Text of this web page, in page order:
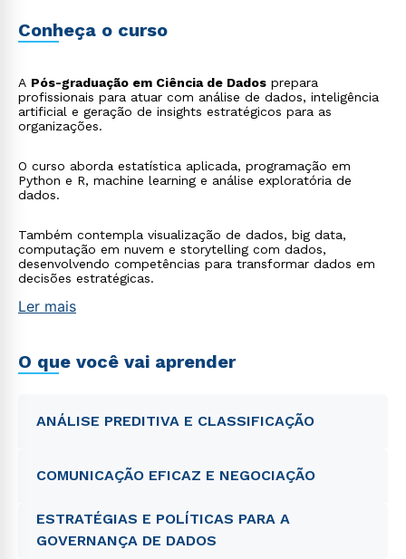
Conheça o curso
A Pós-graduação em Ciência de Dados prepara
profissionais para atuar com análise de dados, inteligência
artificial e geração de insights estratégicos para as
organizações.
O curso aborda estatística aplicada, programação em
Python e R, machine learning e análise exploratória de
dados.
Também contempla visualização de dados, big data,
computação em nuvem e storytelling com dados,
desenvolvendo competências para transformar dados em
decisões estratégicas.
Ler mais
O que você vai aprender
ANÁLISE PREDITIVA E CLASSIFICAÇÃO
COMUNICAÇÃO EFICAZ E NEGOCIAÇÃO
ESTRATÉGIAS E POLÍTICAS PARA A
GOVERNANÇA DE DADOS